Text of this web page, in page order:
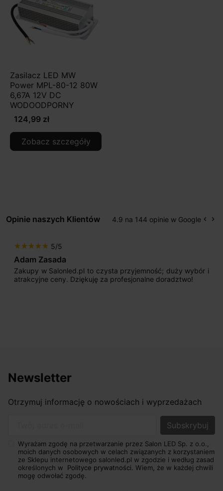
Zasilacz LED MW
Power MPL-80-12 80W
6,67A 12V DC
WODOODPORNY
124,99 zł
Zobacz szczegóły
Opinie naszych Klientów 4.9 na 144 opinie w Google keyboard_arrow_left keyboard_arrow_right
duży wybór i
Max777
Jestem bardzo zadowolony. Przede
początku uderzyło mnie profesjonalne
Newsletter
Otrzymuj informację o nowościach i wyprzedażach
Wyrażam zgodę na przetwarzanie przez Salon LED Sp. z o.o.,
moich danych osobowych w celach związanych z korzystaniem
ze Sklepu internetowego salonled.pl w zgodzie i według zasad
określonych w Polityce prywatności. Wiem, że w każdej chwili
mogę odwołać zgodę.